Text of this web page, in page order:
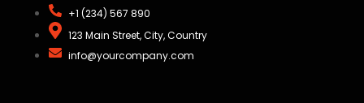
+1 (234) 567 890
123 Main Street, City, Country
info@yourcompany.com